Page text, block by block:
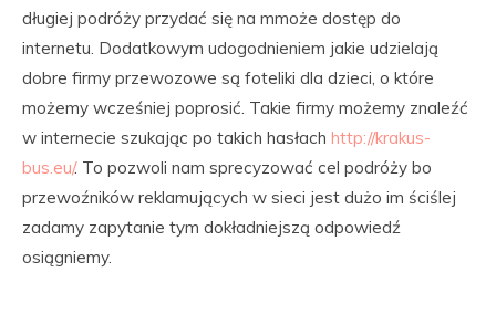
długiej podróży przydać się na mmoże dostęp do
internetu. Dodatkowym udogodnieniem jakie udzielają
dobre firmy przewozowe są foteliki dla dzieci, o które
możemy wcześniej poprosić. Takie firmy możemy znaleźć
w internecie szukając po takich hasłach http://krakus-
bus.eu/. To pozwoli nam sprecyzować cel podróży bo
przewoźników reklamujących w sieci jest dużo im ściślej
zadamy zapytanie tym dokładniejszą odpowiedź
osiągniemy.